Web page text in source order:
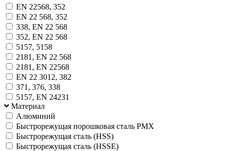
EN 22568, 352
EN 22 568, 352
338, EN 22 568
352, EN 22 568
5157, 5158
2181, EN 22 568
2181, EN 22568
EN 22 3012, 382
371, 376, 338
5157, EN 24231
Материал
Алюминий
Быстрорежущая порошковая сталь PMX
Быстрорежущая сталь (HSS)
Быстрорежущая сталь (HSSE)